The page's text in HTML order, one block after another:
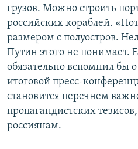
грузов. Можно строить
российских кораблей.
размером с полуостров.
Путин этого не понимает.
обязательно вспомнил бы
итоговой пресс-
становится перечнем
пропагандистских
россиянам.